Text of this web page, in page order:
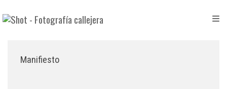
Manifiesto